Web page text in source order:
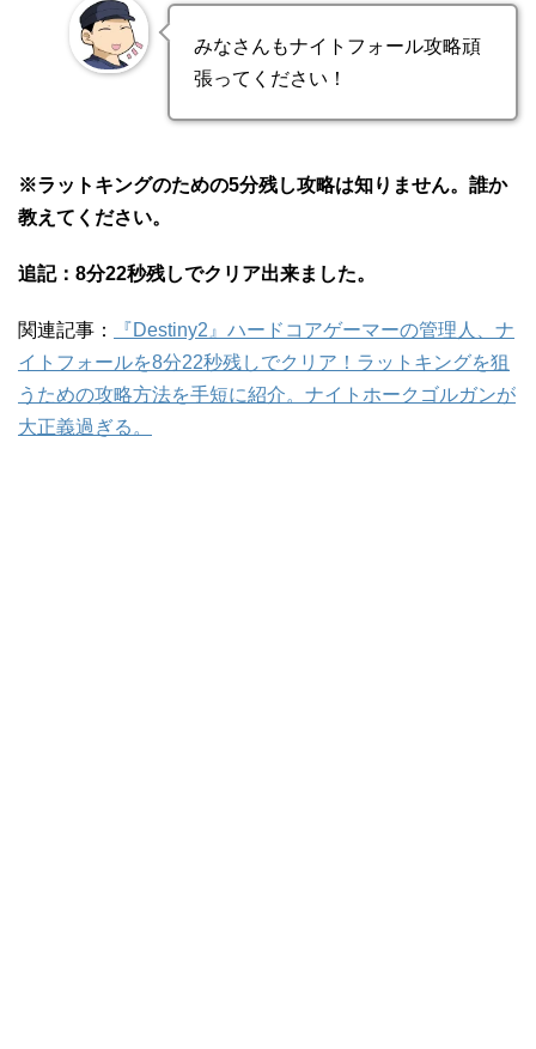
みなさんもナイトフォール攻略頑
張ってください！
※ラットキングのための5分残し攻略は知りません。誰か
教えてください。
追記：8分22秒残しでクリア出来ました。
関連記事：
『Destiny2』ハードコアゲーマーの管理人、ナ
イトフォールを8分22秒残しでクリア！ラットキングを狙
うための攻略方法を手短に紹介。ナイトホークゴルガンが
大正義過ぎる。